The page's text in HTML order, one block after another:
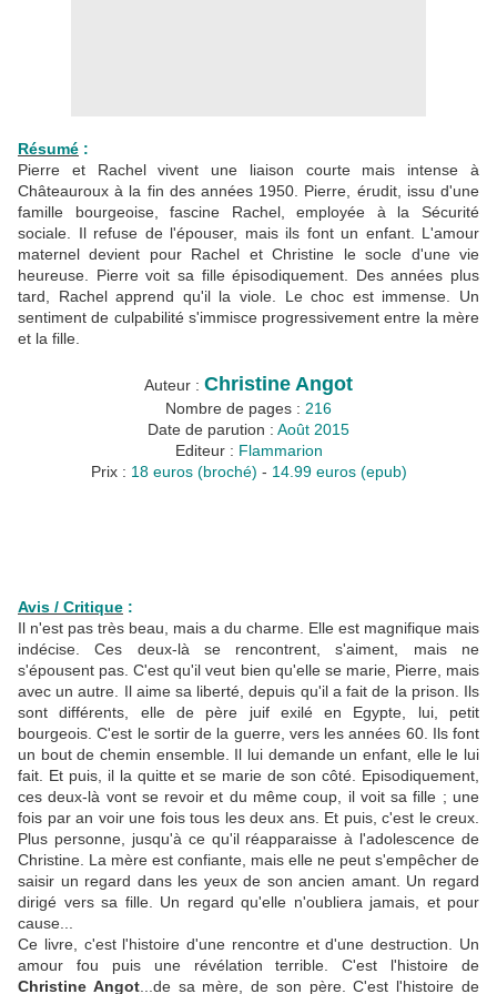
Résumé :
Pierre et Rachel vivent une liaison courte mais intense à
Châteauroux à la fin des années 1950. Pierre, érudit, issu d'une
famille bourgeoise, fascine Rachel, employée à la Sécurité
sociale. Il refuse de l'épouser, mais ils font un enfant. L'amour
maternel devient pour Rachel et Christine le socle d'une vie
heureuse. Pierre voit sa fille épisodiquement. Des années plus
tard, Rachel apprend qu'il la viole. Le choc est immense. Un
sentiment de culpabilité s'immisce progressivement entre la mère
et la fille.
Auteur : Christine Angot
Nombre de pages : 216
Date de parution : Août 2015
Editeur : Flammarion
Prix : 18 euros (broché) - 14.99 euros (epub)
Avis / Critique :
Il n'est pas très beau, mais a du charme. Elle est magnifique mais
indécise. Ces deux-là se rencontrent, s'aiment, mais ne
s'épousent pas. C'est qu'il veut bien qu'elle se marie, Pierre, mais
avec un autre. Il aime sa liberté, depuis qu'il a fait de la prison. Ils
sont différents, elle de père juif exilé en Egypte, lui, petit
bourgeois. C'est le sortir de la guerre, vers les années 60. Ils font
un bout de chemin ensemble. Il lui demande un enfant, elle le lui
fait. Et puis, il la quitte et se marie de son côté. Episodiquement,
ces deux-là vont se revoir et du même coup, il voit sa fille ; une
fois par an voir une fois tous les deux ans. Et puis, c'est le creux.
Plus personne, jusqu'à ce qu'il réapparaisse à l'adolescence de
Christine. La mère est confiante, mais elle ne peut s'empêcher de
saisir un regard dans les yeux de son ancien amant. Un regard
dirigé vers sa fille. Un regard qu'elle n'oubliera jamais, et pour
cause...
Ce livre, c'est l'histoire d'une rencontre et d'une destruction. Un
amour fou puis une révélation terrible. C'est l'histoire de
Christine Angot...de sa mère, de son père. C'est l'histoire de